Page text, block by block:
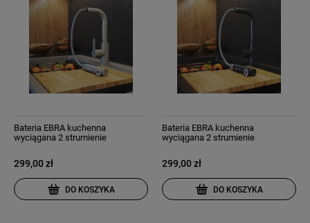
Bateria EBRA kuchenna
wyciągana 2 strumienie
299,00 zł
DO KOSZYKA
Bateria EBRA kuchenna
wyciągana 2 strumienie
299,00 zł
DO KOSZYKA